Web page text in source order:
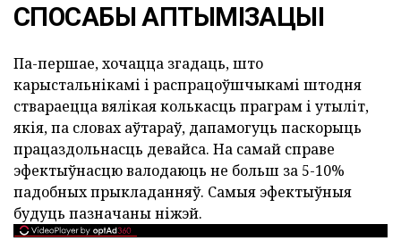
СПОСАБЫ АПТЫМІЗАЦЫІ
Па-першае, хочацца згадаць, што
карыстальнікамі і распрацоўшчыкамі штодня
ствараецца вялікая колькасць праграм і утыліт,
якія, па словах аўтараў, дапамогуць паскорыць
працаздольнасць девайса. На самай справе
эфектыўнасцю валодаюць не больш за 5-10%
падобных прыкладанняў. Самыя эфектыўныя
будуць пазначаны ніжэй.